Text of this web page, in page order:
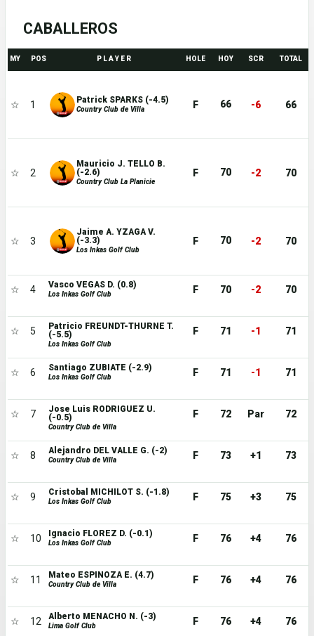
CABALLEROS
MY POS P L A Y E R HOLE HOY SCR TOTAL
☆ 1 Patrick SPARKS (-4.5)
Country Club de Villa F 66 -6 66
☆ 2
Mauricio J. TELLO B.
(-2.6)
Country Club La Planicie
F 70 -2 70
☆ 3
Jaime A. YZAGA V.
(-3.3)
Los Inkas Golf Club
F 70 -2 70
☆ 4 Vasco VEGAS D. (0.8)
Los Inkas Golf Club F 70 -2 70
☆ 5
Patricio FREUNDT-THURNE T.
(-5.5)
Los Inkas Golf Club
F 71 -1 71
☆ 6 Santiago ZUBIATE (-2.9)
Los Inkas Golf Club F 71 -1 71
☆ 7
Jose Luis RODRIGUEZ U.
(-0.5)
Country Club de Villa
F 72 Par 72
☆ 8 Alejandro DEL VALLE G. (-2)
Country Club de Villa F 73 +1 73
☆ 9 Cristobal MICHILOT S. (-1.8)
Los Inkas Golf Club F 75 +3 75
☆ 10 Ignacio FLOREZ D. (-0.1)
Los Inkas Golf Club F 76 +4 76
☆ 11 Mateo ESPINOZA E. (4.7)
Country Club de Villa F 76 +4 76
☆ 12 Alberto MENACHO N. (-3)
Lima Golf Club F 76 +4 76